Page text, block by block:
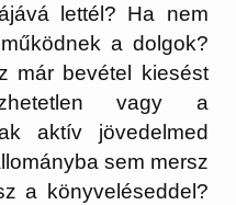
lettél? Ha nem
a dolgok?
már bevétel kiesést
vagy a
aktív jövedelmed
sem mersz
a könyveléseddel?